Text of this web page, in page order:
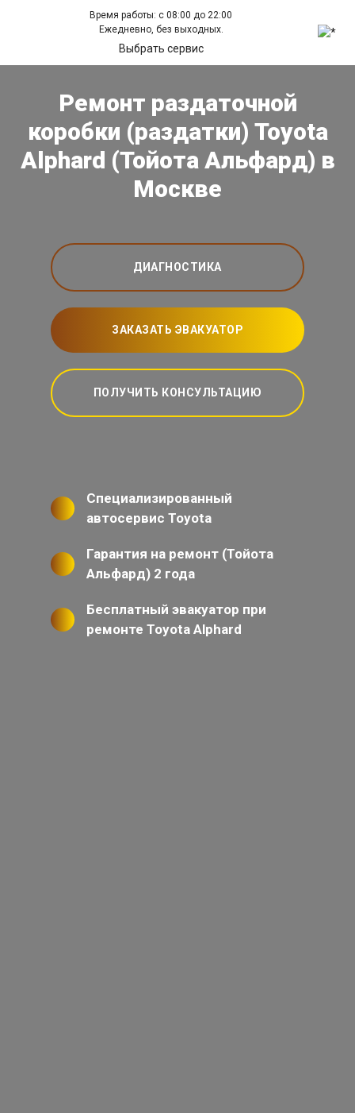
Время работы: с 08:00 до 22:00
Ежедневно, без выходных.
Выбрать сервис
Ремонт раздаточной
коробки (раздатки) Toyota
Alphard (Тойота Альфард) в
Москве
ДИАГНОСТИКА
ЗАКАЗАТЬ ЭВАКУАТОР
ПОЛУЧИТЬ КОНСУЛЬТАЦИЮ
Специализированный
автосервис Toyota
Гарантия на ремонт (Тойота
Альфард) 2 года
Бесплатный эвакуатор при
ремонте Toyota Alphard